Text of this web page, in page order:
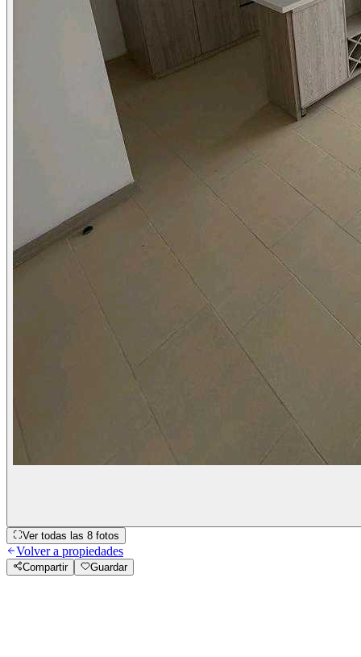
Ver todas las 8 fotos
Volver a propiedades
Compartir Guardar